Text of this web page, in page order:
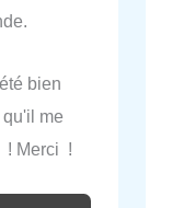
bien
me
! Merci !